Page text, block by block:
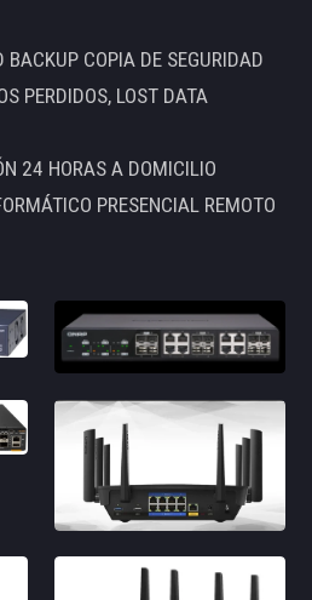
BACKUP COPIA DE SEGURIDAD
PERDIDOS, LOST DATA
24 HORAS A DOMICILIO
PRESENCIAL REMOTO